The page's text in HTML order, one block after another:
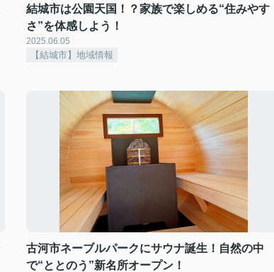
結城市は公園天国！？家族で楽しめる“住みやす
さ”を体感しよう！
2025.06.05
【結城市】地域情報
古河市ネーブルパークにサウナ誕生！自然の中
で“ととのう”新名所オープン！